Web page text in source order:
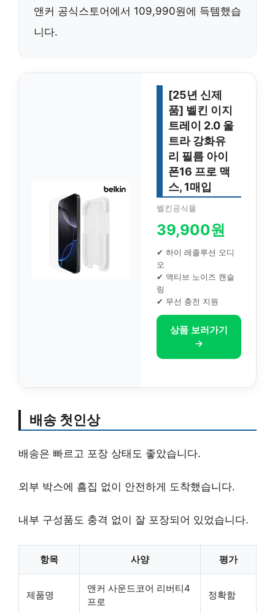
앤커 공식스토어 에서 109,990원에 득템했습
니다.
[25년 신제
품] 벨킨 이지
트레이 2.0 울
트라 강화유
리 필름 아이
폰16 프로 맥
스, 1매입
벨킨공식몰
39,900원
✔ 하이 레졸루션 오디
오
✔ 액티브 노이즈 캔슬
링
✔ 무선 충전 지원
상품 보러가기
→
배송 첫인상
배송은 빠르고 포장 상태도 좋았습니다.
외부 박스에 흠집 없이 안전하게 도착했습니다.
내부 구성품도 충격 없이 잘 포장되어 있었습니다.
항목 사양 평가
제품명
앤커 사운드코어 리버티4
프로
정확함